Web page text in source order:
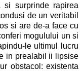
surprinde rapirea
de un veritabil
si are de-a face cu
mogulului un si
le ultimul lucru
in prealabil ii lipsise
obstacol: existenta